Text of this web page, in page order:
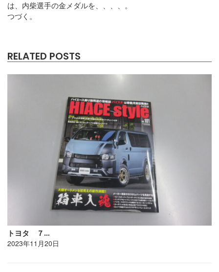
は、内柴選手の金メダルを、、、、。
つづく。
RELATED POSTS
トヨタ ７…
2023年11月20日